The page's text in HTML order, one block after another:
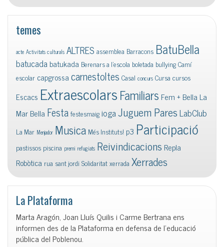
temes
acte Activitats culturals ALTRES assemblea Barracons BatuBella
batucadabatukada Berenars a l'escola boletada bullyingCamí
escolar capgrossacarnestoltes Casal concurs Cursa cursos
Escacs ExtraescolarsFamiliars Fem + Bella La
Mar Bella FestafestesmaigiogaJuguem ParesLabClub
La Mar Menjador Musica Més Instituts! p3 Participació
pastissos piscina premi refugiats Reivindicacions Repla
Robòtica rua sant jordi Solidaritatxerrada Xerrades
La Plataforma
Marta Aragón, Joan Lluís Quilis i Carme Bertrana ens
informen des de la Plataforma en defensa de l’educació
pública del Poblenou.